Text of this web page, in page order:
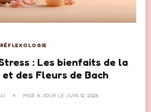
RÉFLEXOLOGIE
: Les bienfaits de la
des Fleurs de Bach
MISE À JOUR LE JUIN 12, 2026